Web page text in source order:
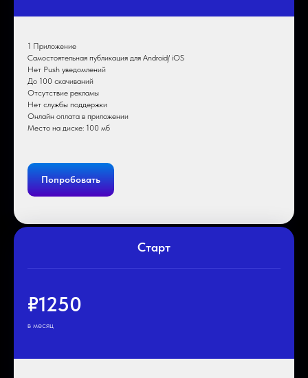
1 Приложение
Самостоятельная публикация для Android/ iOS
Нет Push уведомлений
До 100 скачиваний
Отсутствие рекламы
Нет службы поддержки
Онлайн оплата в приложении
Место на диске: 100 мб
Попробовать
Старт
₽1250
в месяц